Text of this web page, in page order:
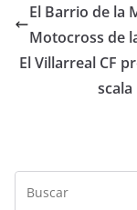
El Barrio de la
Motocross de
El Villarreal CF
scala